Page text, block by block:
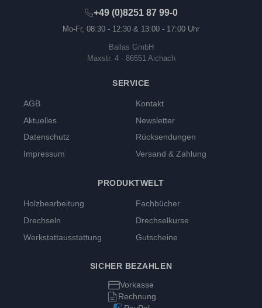
+49 (0)8251 87 99-0
Mo-Fr, 08:30 - 12:30 & 13:00 - 17:00 Uhr
Ballas GmbH
Maxstr. 4 · 86551 Aichach
SERVICE
AGB
Aktuelles
Datenschutz
Impressum
Kontakt
Newsletter
Rücksendungen
Versand & Zahlung
PRODUKTWELT
Holzbearbeitung
Drechseln
Werkstattausstattung
Fachbücher
Drechselkurse
Gutscheine
SICHER BEZAHLEN
Vorkasse
Rechnung